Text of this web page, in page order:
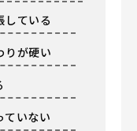
している
りが硬い
ていない